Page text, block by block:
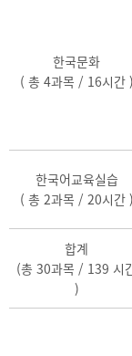
한국문화
( 총 4과목 / 16시간 )
한국어교육실습
( 총 2과목 / 20시간 )
합계
(총 30과목 / 139 시
)